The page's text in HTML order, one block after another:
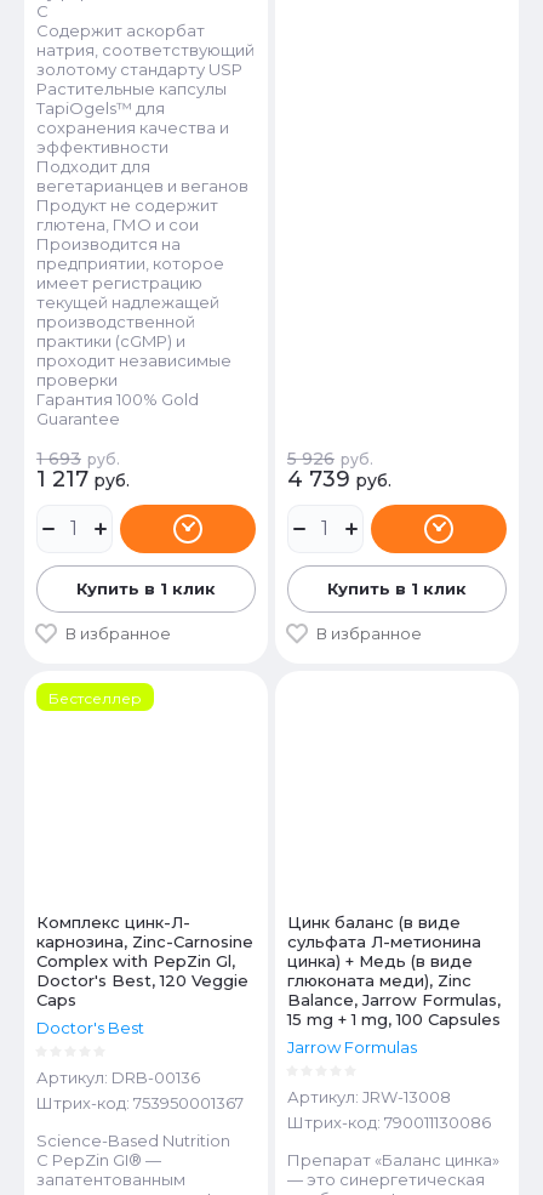
C
Содержит аскорбат
натрия, соответствующий
золотому стандарту USP
Растительные капсулы
TapiOgels™ для
сохранения качества и
эффективности
Подходит для
вегетарианцев и веганов
Продукт не содержит
глютена, ГМО и сои
Производится на
предприятии, которое
имеет регистрацию
текущей надлежащей
производственной
практики (cGMP) и
проходит независимые
проверки
Гарантия 100% Gold
Guarantee
1 693 руб.
1 217 руб.
Купить в 1 клик
В избранное
5 926 руб.
4 739 руб.
Купить в 1 клик
В избранное
Бестселлер
Комплекс цинк-Л-
карнозина, Zinc-Carnosine
Complex with PepZin Gl,
Doctor's Best, 120 Veggie
Caps
Doctor's Best
Артикул: DRB-00136
Штрих-код: 753950001367
Science-Based Nutrition
С PepZin GI® —
запатентованным
Цинк баланс (в виде
сульфата Л-метионина
цинка) + Медь (в виде
глюконата меди), Zinc
Balance, Jarrow Formulas,
15 mg + 1 mg, 100 Capsules
Jarrow Formulas
Артикул: JRW-13008
Штрих-код: 790011130086
Препарат «Баланс цинка»
— это синергетическая